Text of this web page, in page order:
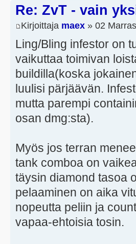
Re: ZvT - vain
Kirjoittaja maex » 02
Ling/Bling infestor on
vaikuttaa toimivan
buildilla(koska
luulisi pärjäävän.
mutta parempi
osan dmg:sta).
Myös jos terran
tank comboa on
täysin diamond tasoa
pelaaminen on aika
nopeutta peliin ja
vapaa-ehtoisia tosin.